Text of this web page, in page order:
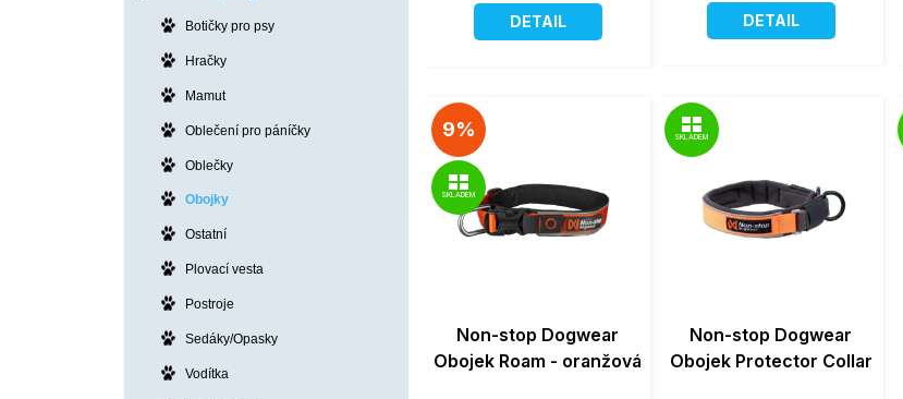
Botičky pro psy
Hračky
Mamut
Oblečení pro páníčky
Oblečky
Obojky
Ostatní
Plovací vesta
Postroje
Sedáky/Opasky
Vodítka
DETAIL DETAIL
9%
SKLADEM
Non-stop Dogwear
Obojek Roam - oranžová
SKLADEM
Non-stop Dogwear
Obojek Protector Collar